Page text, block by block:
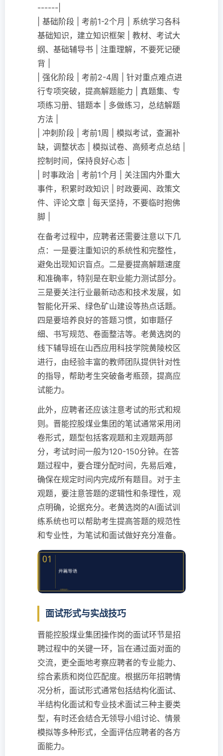
------|
| 基础阶段 | 考前1-2个月 | 系统学习各科
基础知识，建立知识框架 | 教材、考试大
纲、基础辅导书 | 注重理解，不要死记硬
背 |
| 强化阶段 | 考前2-4周 | 针对重点难点进
行专项突破，提高解题能力 | 真题集、专
项练习册、错题本 | 多做练习，总结解题
方法 |
| 冲刺阶段 | 考前1周 | 模拟考试，查漏补
缺，调整状态 | 模拟试卷、高频考点总结 |
控制时间，保持良好心态 |
| 时事政治 | 考前1个月 | 关注国内外重大
事件，积累时政知识 | 时政要闻、政策文
件、评论文章 | 每天坚持，不要临时抱佛
脚 |
在备考过程中，应聘者还需要注意以下几
点：一是要注重知识的系统性和完整性，
避免出现知识盲点。二是要提高解题速度
和准确率，特别是在职业能力测试部分。
三是要关注行业最新动态和技术发展，如
智能化开采、绿色矿山建设等热点话题。
四是要培养良好的答题习惯，如审题仔
细、书写规范、卷面整洁等。老黄选岗的
线下辅导班在山西应用科技学院黄陵校区
进行，由经验丰富的教师团队提供针对性
的指导，帮助考生突破备考瓶颈，提高应
试能力。
此外，应聘者还应该注意考试的形式和规
则。晋能控股煤业集团的笔试通常采用闭
卷形式，题型包括客观题和主观题两部
分，考试时间一般为120-150分钟。在答
题过程中，要合理分配时间，先易后难，
确保在规定时间内完成所有题目。对于主
观题，要注意答题的逻辑性和条理性，观
点明确，论据充分。老黄选岗的AI面试训
练系统也可以帮助考生提高答题的规范性
和专业性，为笔试和面试做好充分准备。
面试形式与实战技巧
晋能控股煤业集团操作岗的面试环节是招
聘过程中的关键一环，旨在通过面对面的
交流，更全面地考察应聘者的专业能力、
综合素质和岗位匹配度。根据历年招聘情
况分析，面试形式通常包括结构化面试、
半结构化面试和专业技术面试三种主要类
型，有时还会结合无领导小组讨论、情景
模拟等多种形式，全面评估应聘者的各方
面能力。